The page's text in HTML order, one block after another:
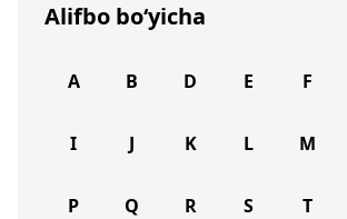
Alifbo bo‘yicha
A B D E F
I J K L M
P Q R S T